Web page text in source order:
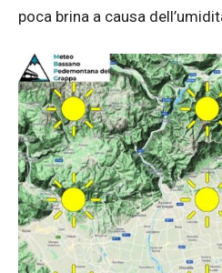
poca brina a causa